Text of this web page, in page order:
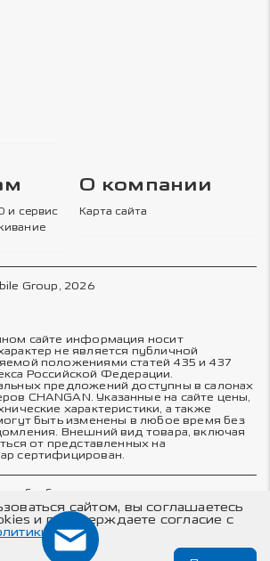
и сервис
О компании
Карта сайта
Group, 2026
сайте информация носит
не является публичной
положениями статей 435 и 437
Российской Федерации.
предложений доступны в салонах
CHANGAN. Указанные на сайте цены,
характеристики, а также
быть изменены в любое время без
Внешний вид товара, включая
от представленных на
сертифицирован.
обработки персональных данных
персональных данных
cookie-файлов
сайтом, вы соглашаетесь
и подтверждаете согласие с